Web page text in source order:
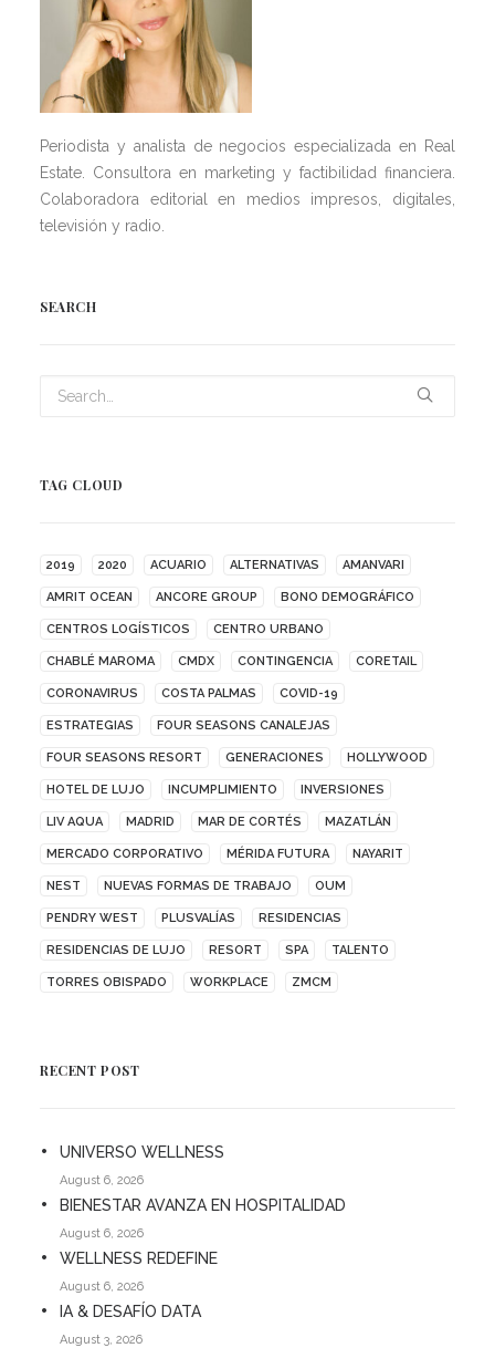
Periodista y analista de negocios especializada en Real
Estate. Consultora en marketing y factibilidad financiera.
Colaboradora editorial en medios impresos, digitales,
televisión y radio.
SEARCH
TAG CLOUD
2019 2020 ACUARIO ALTERNATIVAS AMANVARI
AMRIT OCEAN ANCORE GROUP BONO DEMOGRÁFICO
CENTROS LOGÍSTICOS CENTRO URBANO
CHABLÉ MAROMA CMDX CONTINGENCIA CORETAIL
CORONAVIRUS COSTA PALMAS COVID-19
ESTRATEGIAS FOUR SEASONS CANALEJAS
FOUR SEASONS RESORT GENERACIONES HOLLYWOOD
HOTEL DE LUJO INCUMPLIMIENTO INVERSIONES
LIV AQUA MADRID MAR DE CORTÉS MAZATLÁN
MERCADO CORPORATIVO MÉRIDA FUTURA NAYARIT
NEST NUEVAS FORMAS DE TRABAJO OUM
PENDRY WEST PLUSVALÍAS RESIDENCIAS
RESIDENCIAS DE LUJO RESORT SPA TALENTO
TORRES OBISPADO WORKPLACE ZMCM
RECENT POST
UNIVERSO WELLNESS
August 6, 2026
BIENESTAR AVANZA EN HOSPITALIDAD
August 6, 2026
WELLNESS REDEFINE
August 6, 2026
IA & DESAFÍO DATA
August 3, 2026